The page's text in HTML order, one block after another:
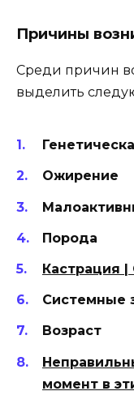
Причины
Среди причин
выделить
Ожирение
Порода
Кастрация |
Системные
Возраст
момент в